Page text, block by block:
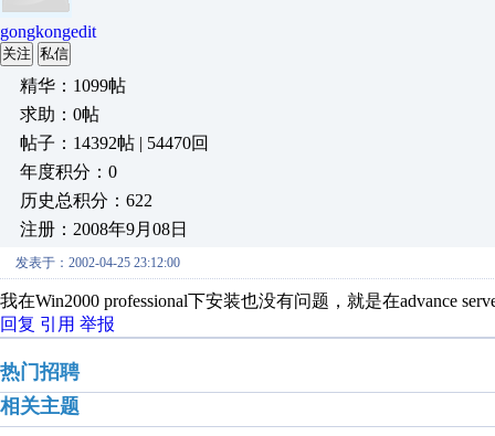
gongkongedit
关注 私信
精华：1099帖
求助：0帖
帖子：14392帖 | 54470回
年度积分：0
历史总积分：622
注册：2008年9月08日
发表于：2002-04-25 23:12:00
我在Win2000 professional下安装也没有问题，就是在advance
回复 引用 举报
热门招聘
相关主题